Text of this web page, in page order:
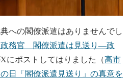
への閣僚派遣はありませんでし
政務官 閣僚派遣は見送り―政
にポストしてはりました（高市
日「閣僚派遣見送り」の真意を